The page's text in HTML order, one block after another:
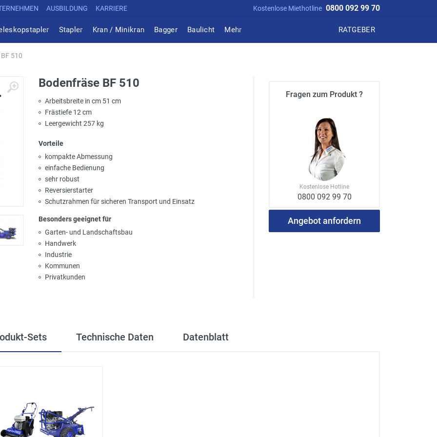
AUSBILDUNG KARRIERE Kostenlose Miethotline 0800 092 99 70
Stapler Kran / Minikran Bagger Baulicht Mehr RATGEBER
510
Bodenfräse BF 510
Arbeitsbreite in cm 51 cm
Frästiefe 12 cm
Leergewicht 257 kg
Vorteile
kompakte Abmessung
einfache Bedienung
sehr robust
Reversierstarter
Schutzrahmen für sicheren Transport und Einsatz
Besonders geeignet für
Garten- und Landschaftsbau
Handwerk
Industrie
Kommunen
Privatkunden
Fragen zum Produkt ?
Kostenlose Hotline
0800 092 99 70
Angebot anfordern
Sets Technische Daten Datenblatt